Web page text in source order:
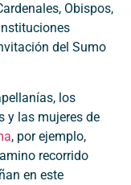
Obispos,
del Sumo
los
y las mujeres de
, por ejemplo,
recorrido
en este